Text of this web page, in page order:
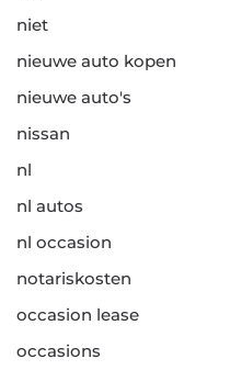
niet
nieuwe auto kopen
nieuwe auto's
nissan
nl
nl autos
nl occasion
notariskosten
occasion lease
occasions